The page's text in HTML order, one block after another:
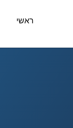
שירות
ראשי